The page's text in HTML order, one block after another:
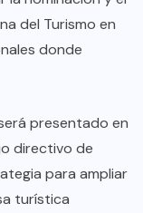
del Turismo en
donde
presentado en
directivo de
para ampliar
turística